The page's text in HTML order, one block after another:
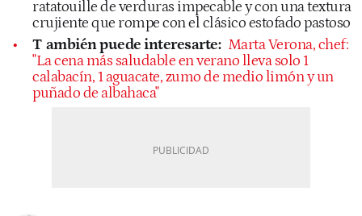
ratatouille de verduras impecable y con una textura
crujiente que rompe con el clásico estofado pastoso
T ambién puede interesarte: Marta Verona, chef:
"La cena más saludable en verano lleva solo 1
calabacín, 1 aguacate, zumo de medio limón y un
puñado de albahaca"